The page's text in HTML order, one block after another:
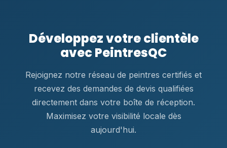
Développez votre clientèle
avec PeintresQC
Rejoignez notre réseau de peintres certifiés et
recevez des demandes de devis qualifiées
directement dans votre boîte de réception.
Maximisez votre visibilité locale dès
aujourd'hui.